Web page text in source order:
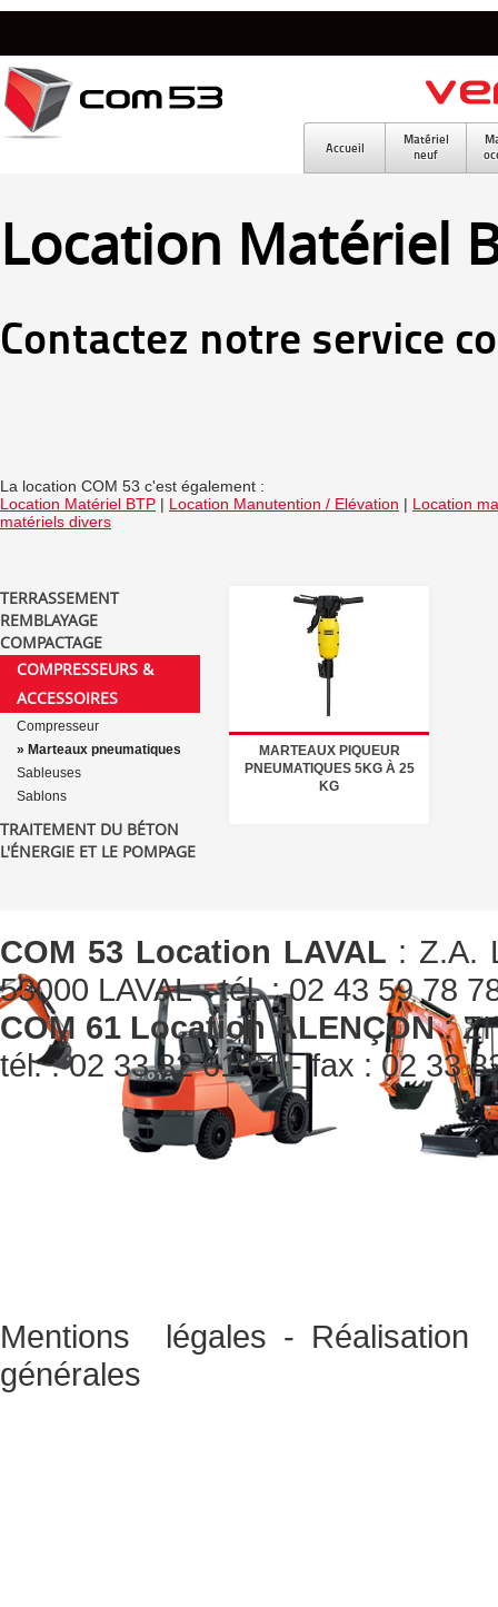
Location Matériel
Contactez notre service
La location COM 53 c'est également :
Location Matériel BTP | Location Manutention / Elévation | Location
matériels divers
TERRASSEMENT
REMBLAYAGE
COMPACTAGE
COMPRESSEURS &
ACCESSOIRES
Compresseur
» Marteaux pneumatiques
Sableuses
Sablons
TRAITEMENT DU BÉTON
L'ÉNERGIE ET LE POMPAGE
MARTEAUX PIQUEUR
PNEUMATIQUES 5KG À 25
KG
COM 53 Location LAVAL : Z.A.
53000 LAVAL - tél. : 02 43 59 78
COM 61 Location ALENÇON: ZI
tél. : 02 33 82 61 61 - fax : 02 33
Mentions légales -
générales
Accueil
Matériel
neuf